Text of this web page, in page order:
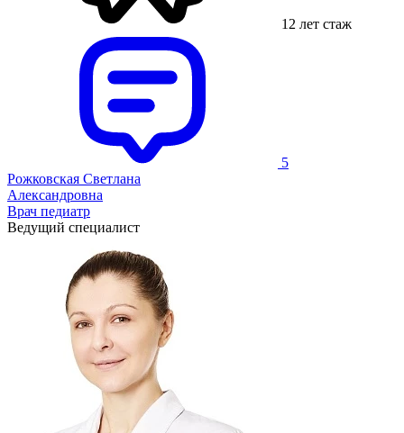
12 лет стаж
5
Рожковская Светлана
Александровна
Врач педиатр
Ведущий специалист